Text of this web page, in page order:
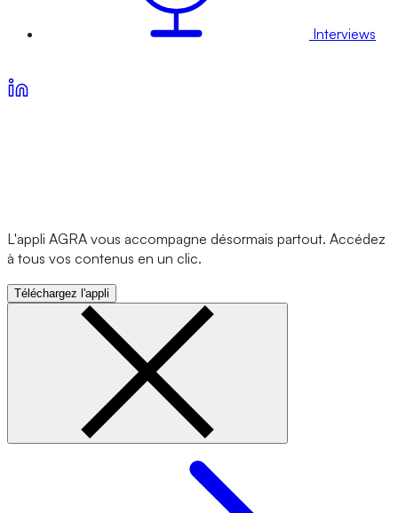
Interviews
L'appli AGRA vous accompagne désormais partout. Accédez
à tous vos contenus en un clic.
Téléchargez l'appli